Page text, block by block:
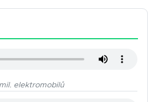
elektromobilů